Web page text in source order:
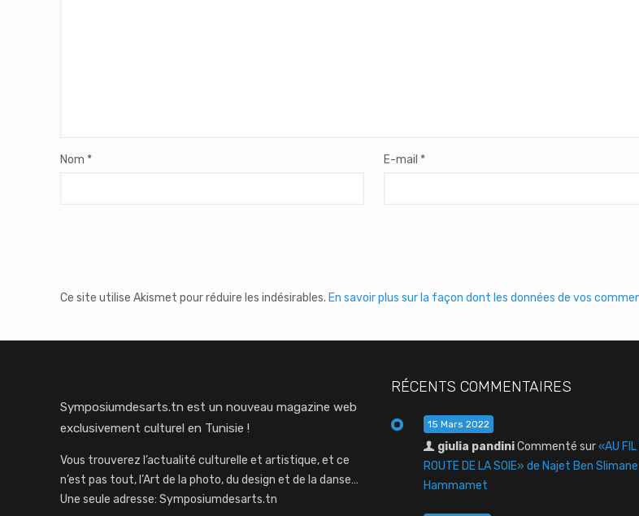
Nom * E-mail *
Ce site utilise Akismet pour réduire les indésirables. En savoir plus sur la façon dont les données de vos
Symposiumdesarts.tn est un nouveau magazine web
exclusivement culturel en Tunisie !
Vous trouverez l’actualité culturelle et artistique, et ce
n’est pas tout, l’Art de la photo, du design et de la danse…
Une seule adresse: Symposiumdesarts.tn
RÉCENTS COMMENTAIRES
15 Mars 2022
giulia pandiniCommenté sur«AU FIL
ROUTE DE LA SOIE» de Najet Ben
Hammamet